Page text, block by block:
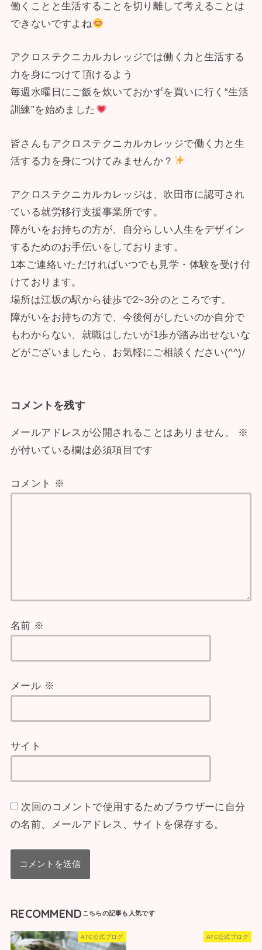
働くことと生活することを切り離して考えることは
できないですよね
アクロステクニカルカレッジでは働く力と生活する
力を身につけて頂けるよう
毎週水曜日にご飯を炊いておかずを買いに行く“生活
訓練”を始めました
皆さんもアクロステクニカルカレッジで働く力と生
活する力を身につけてみませんか？
アクロステクニカルカレッジは、吹田市に認可され
ている就労移行支援事業所です。
障がいをお持ちの方が、自分らしい人生をデザイン
するためのお手伝いをしております。
1本ご連絡いただければいつでも見学・体験を受け付
けております。
場所は江坂の駅から徒歩で2~3分のところです。
障がいをお持ちの方で、今後何がしたいのか自分で
もわからない、就職はしたいが1歩が踏み出せないな
どがございましたら、お気軽にご相談ください(^^)/
コメントを残す
メールアドレスが公開されることはありません。
※
が付いている欄は必須項目です
コメント ※
名前 ※
メール ※
サイト
次回のコメントで使用するためブラウザーに自分
の名前、メールアドレス、サイトを保存する。
RECOMMEND
ATC公式ブログ ATC公式ブログ